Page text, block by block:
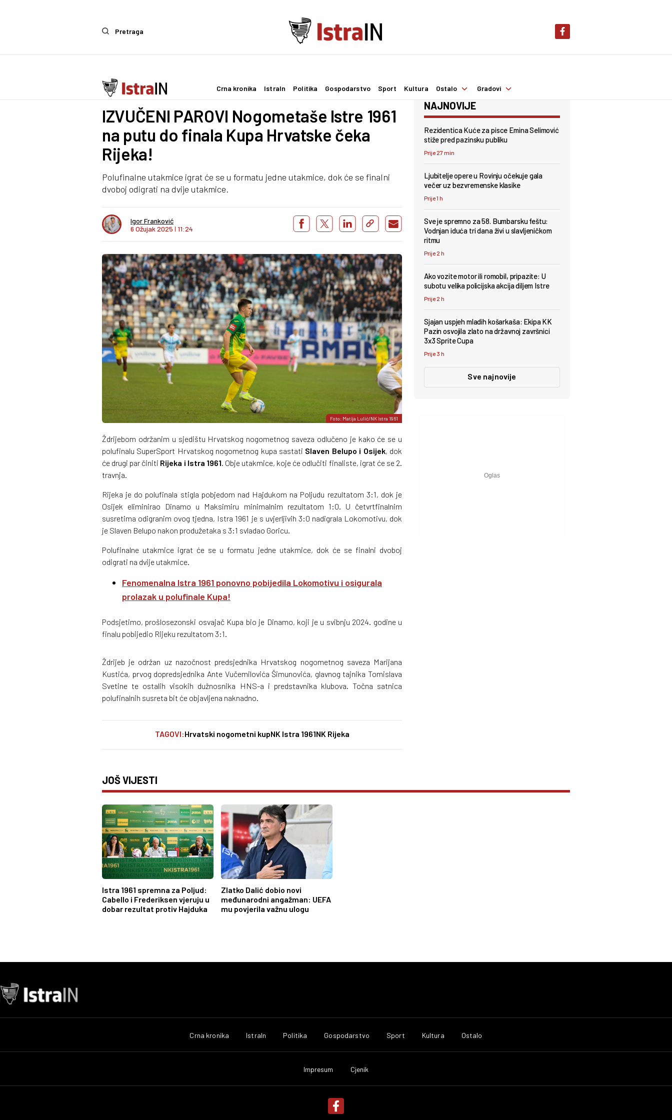
Pretraga
Crna kronika IstraIn Politika Gospodarstvo Sport Kultura Ostalo Gradovi
Sport
IZVUČENI PAROVI Nogometaše Istre 1961
na putu do finala Kupa Hrvatske čeka
Rijeka!
Polufinalne utakmice igrat će se u formatu jedne utakmice, dok će se finalni
dvoboj odigrati na dvije utakmice.
Igor Franković
6 Ožujak 2025 I 11:24
Foto: Matija Lulić/NK Istra 1961
Ždrijebom održanim u sjedištu Hrvatskog nogometnog saveza odlučeno je kako će se u
polufinalu SuperSport Hrvatskog nogometnog kupa sastati Slaven Belupo i Osijek, dok
će drugi par činiti Rijeka i Istra 1961. Obje utakmice, koje će odlučiti finaliste, igrat će se 2.
travnja.
Rijeka je do polufinala stigla pobjedom nad Hajdukom na Poljudu rezultatom 3:1, dok je
Osijek eliminirao Dinamo u Maksimiru minimalnim rezultatom 1:0. U četvrtfinalnim
susretima odigranim ovog tjedna, Istra 1961 je s uvjerljivih 3:0 nadigrala Lokomotivu, dok
je Slaven Belupo nakon produžetaka s 3:1 svladao Goricu.
Polufinalne utakmice igrat će se u formatu jedne utakmice, dok će se finalni dvoboj
odigrati na dvije utakmice.
Fenomenalna Istra 1961 ponovno pobijedila Lokomotivu i osigurala
prolazak u polufinale Kupa!
Podsjetimo, prošlosezonski osvajač Kupa bio je Dinamo, koji je u svibnju 2024. godine u
finalu pobijedio Rijeku rezultatom 3:1.
Ždrijeb je održan uz nazočnost predsjednika Hrvatskog nogometnog saveza Marijana
Kustića, prvog dopredsjednika Ante Vučemilovića Šimunovića, glavnog tajnika Tomislava
Svetine te ostalih visokih dužnosnika HNS-a i predstavnika klubova. Točna satnica
polufinalnih susreta bit će objavljena naknadno.
TAGOVI:Hrvatski nogometni kupNK Istra 1961NK Rijeka
NAJNOVIJE
Rezidentica Kuće za pisce Emina Selimović
stiže pred pazinsku publiku
Prije 27 min
Ljubitelje opere u Rovinju očekuje gala
večer uz bezvremenske klasike
Prije 1 h
Sve je spremno za 58. Bumbarsku feštu:
Vodnjan iduća tri dana živi u slavljeničkom
ritmu
Prije 2 h
Ako vozite motor ili romobil, pripazite: U
subotu velika policijska akcija diljem Istre
Prije 2 h
Sjajan uspjeh mladih košarkaša: Ekipa KK
Pazin osvojila zlato na državnoj završnici
3x3 Sprite Cupa
Prije 3 h
Sve najnovije
JOŠ VIJESTI
Istra 1961 spremna za Poljud:
Cabello i Frederiksen vjeruju u
dobar rezultat protiv Hajduka
Zlatko Dalić dobio novi
međunarodni angažman: UEFA
mu povjerila važnu ulogu
Crna kronika IstraIn Politika Gospodarstvo Sport Kultura Ostalo
Impresum Cjenik